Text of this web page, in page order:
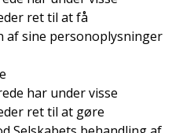
ret til at få
af sine personoplysninger
har under visse
ret til at gøre